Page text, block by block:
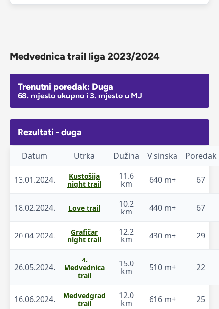
Medvednica trail liga 2023/2024
Trenutni poredak: Duga
68. mjesto ukupno i 3. mjesto u MJ
Rezultati - duga
Datum Utrka Dužina Visinska Poredak
13.01.2024.
Kustošija
night trail
11.6
km 640 m+ 67
18.02.2024. Love trail 10.2
km 440 m+ 67
20.04.2024.
Grafičar
night trail
12.2
km 430 m+ 29
26.05.2024.
4.
Medvednica
trail
15.0
km 510 m+ 22
16.06.2024.
Medvedgrad
trail
12.0
km 616 m+ 25